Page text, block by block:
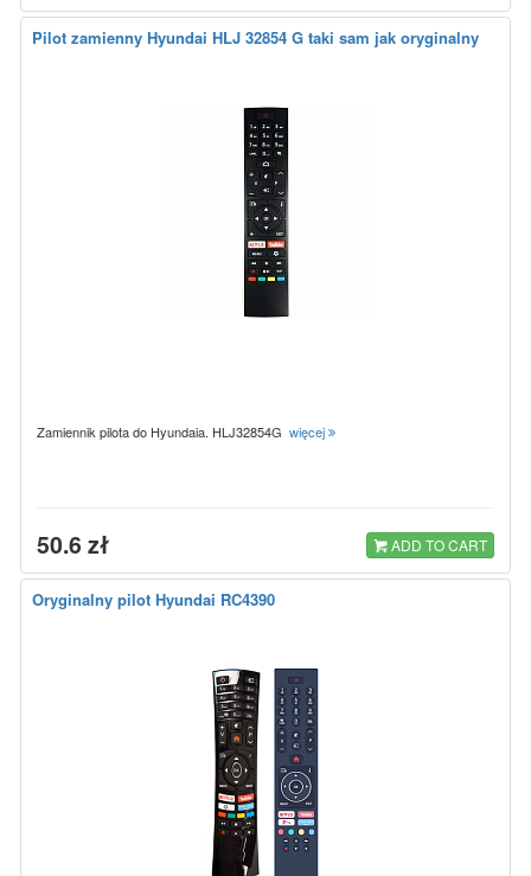
Pilot zamienny Hyundai HLJ 32854 G taki sam jak oryginalny
Zamiennik pilota do Hyundaia. HLJ32854G więcej
50.6 zł ADD TO CART
Oryginalny pilot Hyundai RC4390